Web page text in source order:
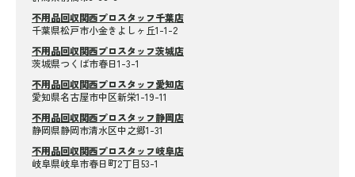
不用品回収関西プロスタッフ千葉店
千葉県松戸市小金きよしヶ丘1-1-2
不用品回収関西プロスタッフ茨城店
茨城県つくば市春日1-3-1
不用品回収関西プロスタッフ愛知店
愛知県名古屋市中区新栄1-19-11
不用品回収関西プロスタッフ静岡店
静岡県静岡市清水区中之郷1-31
不用品回収関西プロスタッフ岐阜店
岐阜県岐阜市春日町2丁目53-1